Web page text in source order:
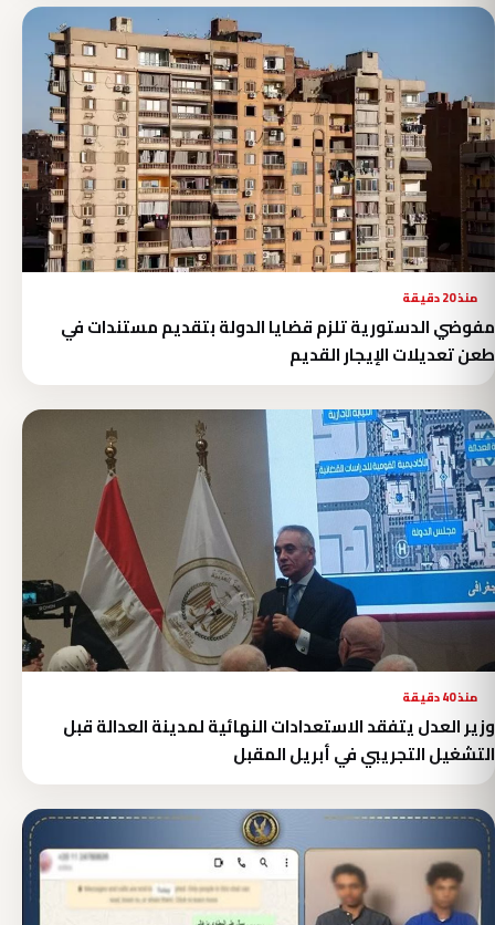
منذ 20 دقيقة
مفوضي الدستورية تلزم قضايا الدولة بتقديم مستندات في
طعن تعديلات الإيجار القديم
منذ 40 دقيقة
وزير العدل يتفقد الاستعدادات النهائية لمدينة العدالة قبل
التشغيل التجريبي في أبريل المقبل